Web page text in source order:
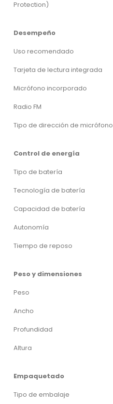
Protection)
Desempeño
Uso recomendado
Tarjeta de lectura integrada
Micrófono incorporado
Radio FM
Tipo de dirección de micrófono
Control de energía
Tipo de batería
Tecnología de batería
Capacidad de batería
Autonomía
Tiempo de reposo
Peso y dimensiones
Peso
Ancho
Profundidad
Altura
Empaquetado
Tipo de embalaje